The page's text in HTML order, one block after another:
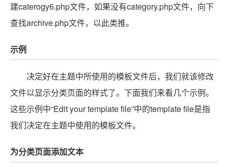
建caterogy6.php文件，如果没有category.php文件，向下
查找archive.php文件，以此类推。
示例
决定好在主题中所使用的模板文件后，我们就该修改
文件以显示分类页面的样式了。下面我们来看几个示例。
这些示例中“Edit your template file”中的template file是指
我们决定在主题中使用的模板文件。
为分类页面添加文本